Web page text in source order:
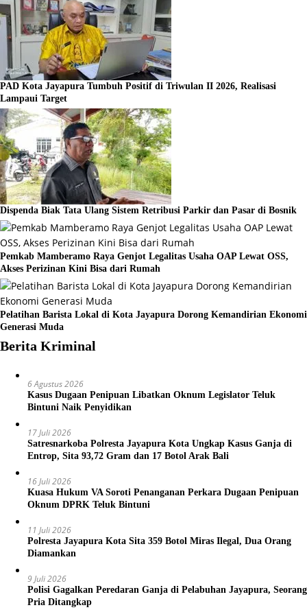
PAD Kota Jayapura Tumbuh Positif di Triwulan II 2026, Realisasi
Lampaui Target
Dispenda Biak Tata Ulang Sistem Retribusi Parkir dan Pasar di Bosnik
Pemkab Mamberamo Raya Genjot Legalitas Usaha OAP Lewat OSS,
Akses Perizinan Kini Bisa dari Rumah
Pelatihan Barista Lokal di Kota Jayapura Dorong Kemandirian Ekonomi
Generasi Muda
Berita Kriminal
6 Agustus 2026
Kasus Dugaan Penipuan Libatkan Oknum Legislator Teluk
Bintuni Naik Penyidikan
17 Juli 2026
Satresnarkoba Polresta Jayapura Kota Ungkap Kasus Ganja di
Entrop, Sita 93,72 Gram dan 17 Botol Arak Bali
16 Juli 2026
Kuasa Hukum VA Soroti Penanganan Perkara Dugaan Penipuan
Oknum DPRK Teluk Bintuni
11 Juli 2026
Polresta Jayapura Kota Sita 359 Botol Miras Ilegal, Dua Orang
Diamankan
9 Juli 2026
Polisi Gagalkan Peredaran Ganja di Pelabuhan Jayapura, Seorang
Pria Ditangkap